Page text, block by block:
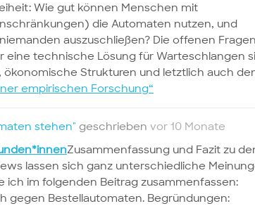
Wie gut können Menschen mit
die Automaten nutzen, und
auszuschließen? Die offenen Fragen
technische Lösung für Warteschlangen
Strukturen und letztlich auch
empirischen Forschung“
stehen" geschrieben vor 10 Monate
Zusammenfassung und Fazit zu
lassen sich ganz unterschiedliche
ich im folgenden Beitrag zusammenfassen:
gegen Bestellautomaten. Begründungen: